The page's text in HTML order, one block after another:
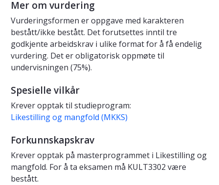
Mer om vurdering
Vurderingsformen er oppgave med karakteren
bestått/ikke bestått. Det forutsettes inntil tre
godkjente arbeidskrav i ulike format for å få endelig
vurdering. Det er obligatorisk oppmøte til
undervisningen (75%).
Spesielle vilkår
Krever opptak til studieprogram:
Likestilling og mangfold (MKKS)
Forkunnskapskrav
Krever opptak på masterprogrammet i Likestilling og
mangfold. For å ta eksamen må KULT3302 være
bestått.